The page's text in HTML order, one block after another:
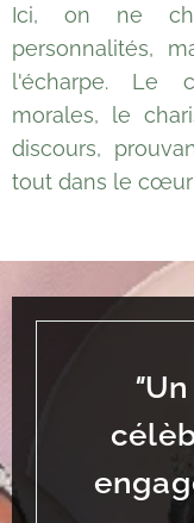
Ici, on ne
personnalités,
l'écharpe. Le
morales, le
discours,
tout dans le cœur
"